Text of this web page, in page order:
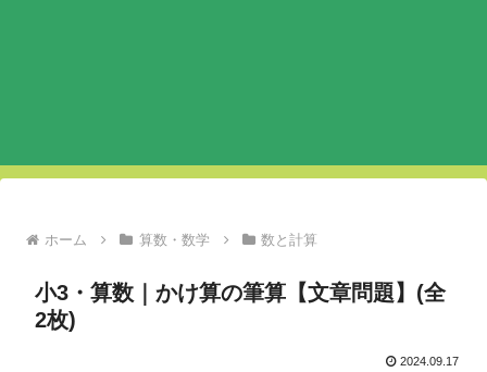
ホーム 算数・数学 数と計算
小3・算数｜かけ算の筆算【文章問題】(全
2枚)
2024.09.17